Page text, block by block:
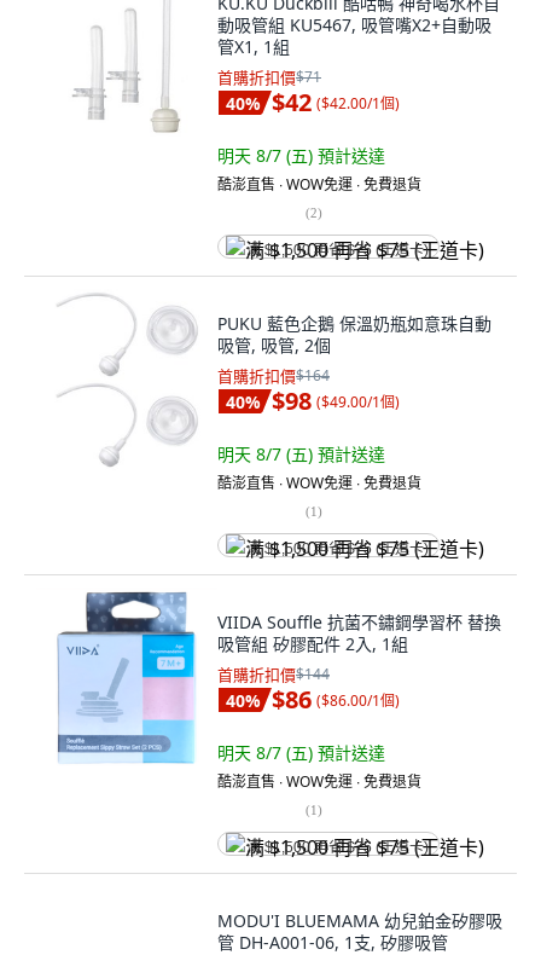
動吸管組 KU5467, 吸管嘴X2+自動吸
管X1, 1組
首購折扣價$71
40% $42 ($42.00/1個)
明天 8/7 (五) 預計送達
酷澎直售 ∙ WOW免運 ∙ 免費退貨
(2)
满 $1,500 再省 $75 (王道卡)
PUKU 藍色企鵝 保溫奶瓶如意珠自動
吸管, 吸管, 2個
首購折扣價$164
40% $98 ($49.00/1個)
明天 8/7 (五) 預計送達
酷澎直售 ∙ WOW免運 ∙ 免費退貨
(1)
满 $1,500 再省 $75 (王道卡)
VIIDA Souffle 抗菌不鏽鋼學習杯 替換
吸管組 矽膠配件 2入, 1組
首購折扣價$144
40% $86 ($86.00/1個)
明天 8/7 (五) 預計送達
酷澎直售 ∙ WOW免運 ∙ 免費退貨
(1)
满 $1,500 再省 $75 (王道卡)
MODU'I BLUEMAMA 幼兒鉑金矽膠吸
管 DH-A001-06, 1支, 矽膠吸管